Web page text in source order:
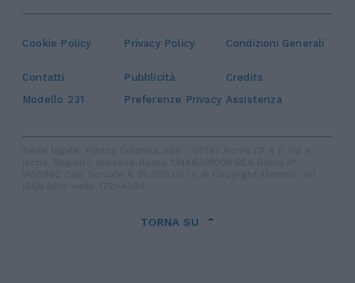
Cookie Policy Privacy Policy Condizioni Generali
Contatti Pubblicità
Credits
Modello 231
Preferenze Privacy Assistenza
TORNA SU